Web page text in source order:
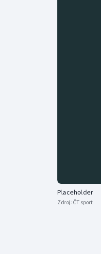
Placeholder
Zdroj: ČT sport